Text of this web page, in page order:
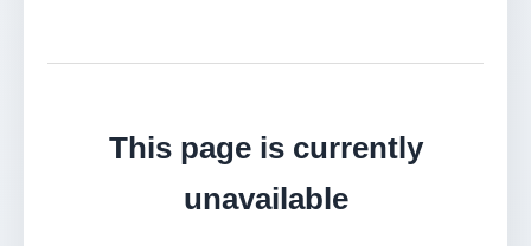
This page is currently
unavailable